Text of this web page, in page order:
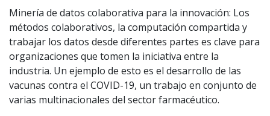
Minería de datos colaborativa para la innovación: Los
métodos colaborativos, la computación compartida y
trabajar los datos desde diferentes partes es clave para
organizaciones que tomen la iniciativa entre la
industria. Un ejemplo de esto es el desarrollo de las
vacunas contra el COVID-19, un trabajo en conjunto de
varias multinacionales del sector farmacéutico.